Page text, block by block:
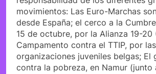
movimientos: Las Euro-Marchas
desde España; el cerco a la
15 de octubre, por la Alianza 19-20
Campamento contra el TTIP, por las
organizaciones juveniles belgas; El
contra la pobreza, en Namur (junto